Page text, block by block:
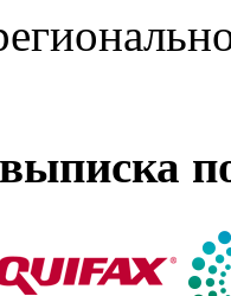
выписка